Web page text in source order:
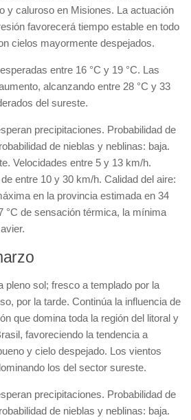
y caluroso en Misiones. La actuación
favorecerá tiempo estable en todo
cielos mayormente despejados.
entre 16 °C y 19 °C. Las
alcanzando entre 28 °C y 33
del sureste.
precipitaciones. Probabilidad de
de nieblas y neblinas: baja.
Velocidades entre 5 y 13 km/h.
entre 10 y 30 km/h. Calidad del aire:
en la provincia estimada en 34
°C de sensación térmica, la mínima
pleno sol; fresco a templado por la
por la tarde. Continúa la influencia de
que domina toda la región del litoral y
favoreciendo la tendencia a
y cielo despejado. Los vientos
los del sector sureste.
precipitaciones. Probabilidad de
de nieblas y neblinas: baja.